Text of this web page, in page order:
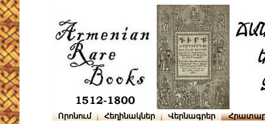
Որոնում Հեղինակներ Վերնագրեր